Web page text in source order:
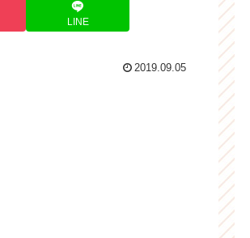
LINE
2019.09.05